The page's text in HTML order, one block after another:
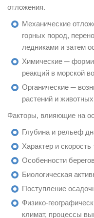
отложения.
Механические
горных пород,
ледниками и затем
Химические ─
реакций в морской
Органические ─
растений и
Факторы, влияющие на
Глубина и рельеф
Характер и скорость
Особенности
Биологическая
Поступление
Физико-
климат, процессы